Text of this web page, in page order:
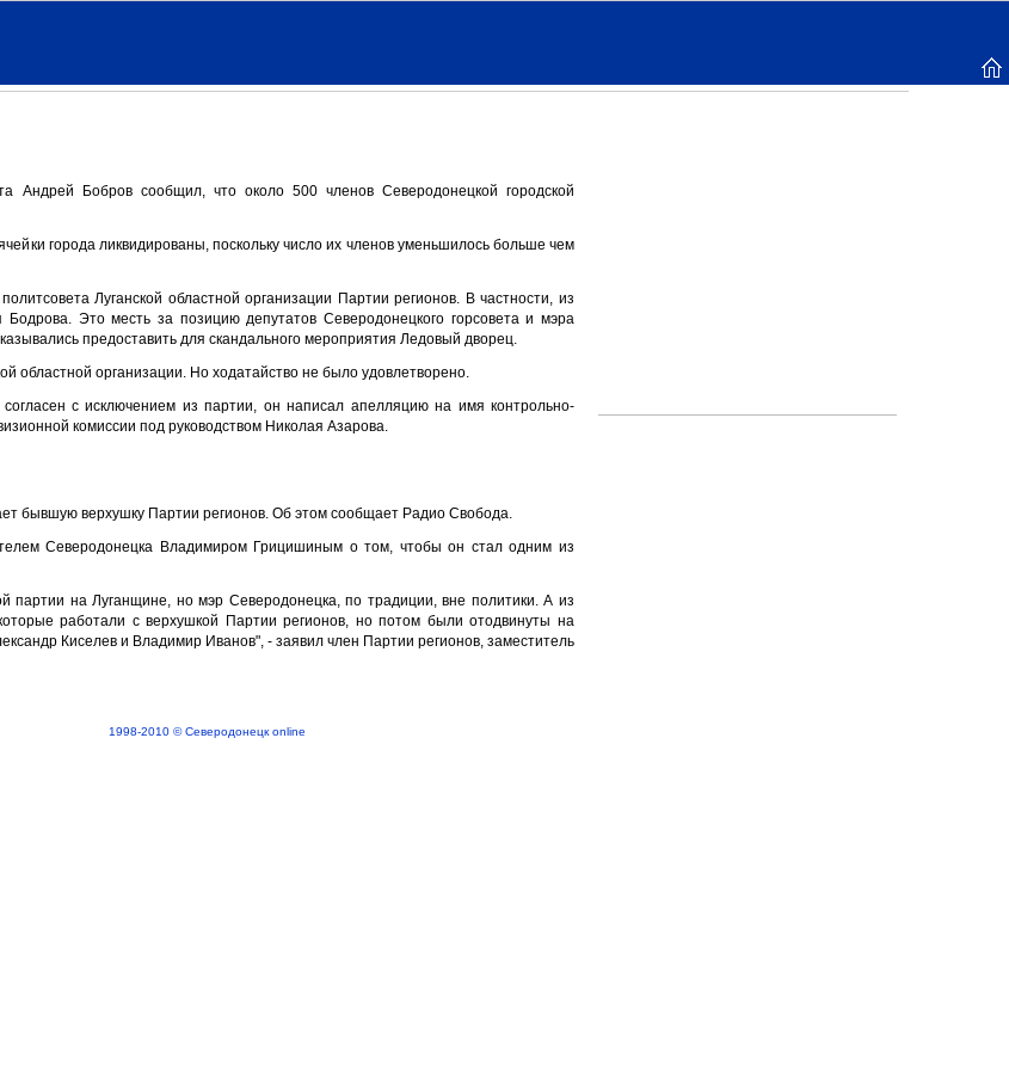
Андрей Бобров сообщил, что около 500 членов Северодонецкой городской
города ликвидированы, поскольку число их членов уменьшилось больше чем
Луганской областной организации Партии регионов. В частности, из
Это месть за позицию депутатов Северодонецкого горсовета и мэра
предоставить для скандального мероприятия Ледовый дворец.
областной организации. Но ходатайство не было удовлетворено.
с исключением из партии, он написал апелляцию на имя контрольно-
комиссии под руководством Николая Азарова.
бывшую верхушку Партии регионов. Об этом сообщает Радио Свобода.
Северодонецка Владимиром Грицишиным о том, чтобы он стал одним из
на Луганщине, но мэр Северодонецка, по традиции, вне политики. А из
работали с верхушкой Партии регионов, но потом были отодвинуты на
Киселев и Владимир Иванов", - заявил член Партии регионов, заместитель
1998-2010 © Северодонецк online